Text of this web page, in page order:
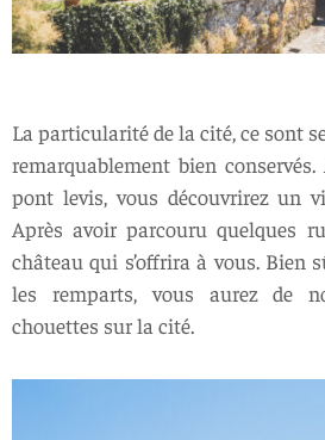
La particularité de la cité, ce sont
remarquablement bien
pont levis, vous découvrirez un
Après avoir parcouru quelques
château qui s’offrira à vous. Bien
les remparts, vous aurez de
chouettes sur la cité.